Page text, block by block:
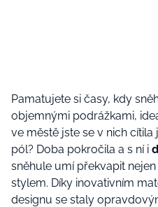
Pamatujete si časy, kdy
objemnými podrážkami,
ve městě jste se v nich
pól? Doba pokročila a s ní i
sněhule umí překvapit
stylem. Díky inovativním
designu se staly